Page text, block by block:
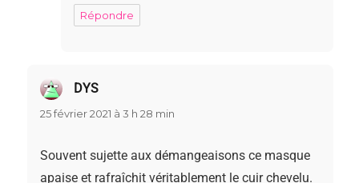
Répondre
DYS
25 février 2021 à 3 h 28 min
Souvent sujette aux démangeaisons ce masque
apaise et rafraîchit véritablement le cuir chevelu.